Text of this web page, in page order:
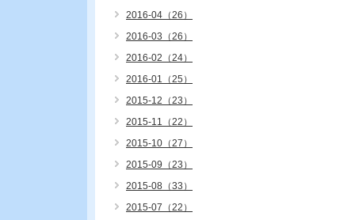
2016-04（26）
2016-03（26）
2016-02（24）
2016-01（25）
2015-12（23）
2015-11（22）
2015-10（27）
2015-09（23）
2015-08（33）
2015-07（22）